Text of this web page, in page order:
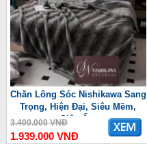
Chăn Lông Sóc Nishikawa Sang
Trọng, Hiện Đại, Siêu Mềm,
Siêu Ấm
3.400.000 VNĐ
1.939.000 VNĐ